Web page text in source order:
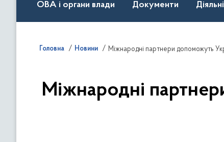
ОВА і органи влади Документи
Головна Новини Міжнародні партнери допоможуть
Міжнародні